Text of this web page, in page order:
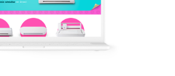
Léia Pastori